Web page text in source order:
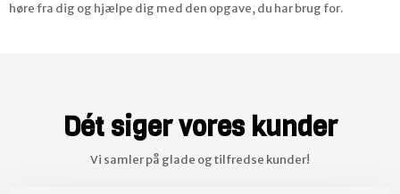
høre fra dig og hjælpe dig med den opgave, du har brug for.
Dét siger vores kunder
Vi samler på glade og tilfredse kunder!